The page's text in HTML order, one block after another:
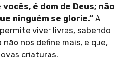
é dom de Deus; não
ninguém se glorie.” A
viver livres, sabendo
não nos define mais, e que,
criaturas.